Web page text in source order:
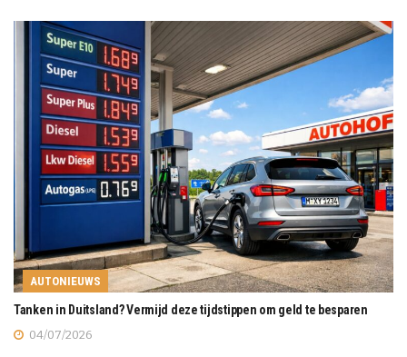
AUTONIEUWS
Tanken in Duitsland? Vermijd deze tijdstippen om geld te besparen
04/07/2026